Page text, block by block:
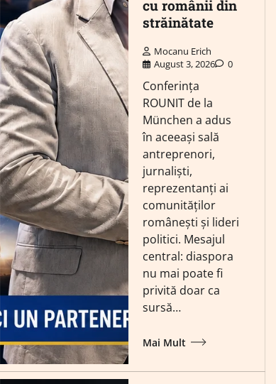
cu românii din
străinătate
Mocanu Erich
August 3, 2026
0
Conferința
ROUNIT de la
München a adus
în aceeași sală
antreprenori,
jurnaliști,
reprezentanți ai
comunităților
românești și lideri
politici. Mesajul
central: diaspora
nu mai poate fi
privită doar ca
sursă…
Mai Mult